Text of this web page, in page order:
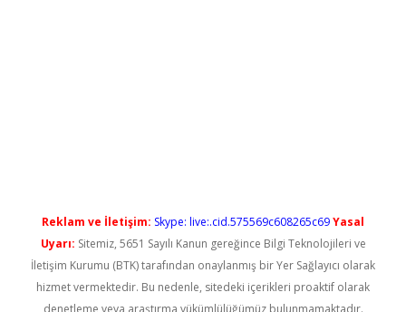
Reklam ve İletişim: Skype: live:.cid.575569c608265c69Yasal
Uyarı: Sitemiz, 5651 Sayılı Kanun gereğince Bilgi Teknolojileri ve
İletişim Kurumu (BTK) tarafından onaylanmış bir Yer Sağlayıcı olarak
hizmet vermektedir. Bu nedenle, sitedeki içerikleri proaktif olarak
denetleme veya araştırma yükümlülüğümüz bulunmamaktadır.